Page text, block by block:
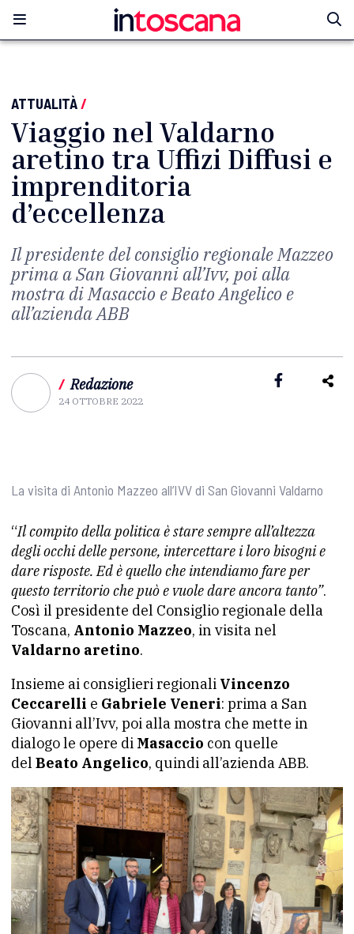
ATTUALITÀ/
Viaggio nel Valdarno
aretino tra Uffizi Diffusi e
imprenditoria
d’eccellenza
Il presidente del consiglio regionale Mazzeo
prima a San Giovanni all’Ivv, poi alla
mostra di Masaccio e Beato Angelico e
all’azienda ABB
/ Redazione
24 OTTOBRE 2022
La visita di Antonio Mazzeo all’IVV di San Giovanni Valdarno
“Il compito della politica è stare sempre all’altezza
degli occhi delle persone, intercettare i loro bisogni e
dare risposte. Ed è quello che intendiamo fare per
questo territorio che può e vuole dare ancora tanto”.
Così il presidente del Consiglio regionale della
Toscana, Antonio Mazzeo, in visita nel
Valdarno aretino.
Insieme ai consiglieri regionali Vincenzo
Ceccarelli e Gabriele Veneri: prima a San
Giovanni all’Ivv, poi alla mostra che mette in
dialogo le opere di Masaccio con quelle
del Beato Angelico, quindi all’azienda ABB.